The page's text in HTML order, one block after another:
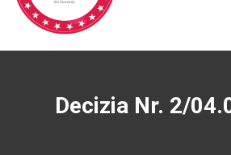
Decizia Nr. 2/